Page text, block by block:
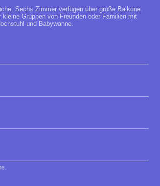
Sechs Zimmer verfügen über große Balkone.
Gruppen von Freunden oder Familien mit
und Babywanne.